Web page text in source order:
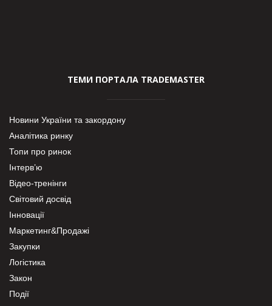
ТЕМИ ПОРТАЛА TRADEMASTER
Новини України та закордону
Аналітика ринку
Топи про ринок
Інтерв’ю
Відео-тренінги
Світовий досвід
Інновації
Маркетинг&Продажі
Закупки
Логістика
Закон
Події